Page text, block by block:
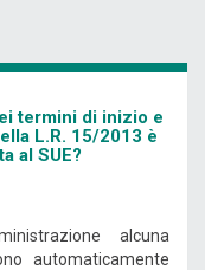
termini di inizio e
L.R. 15/2013 è
al SUE?
alcuna
automaticamente